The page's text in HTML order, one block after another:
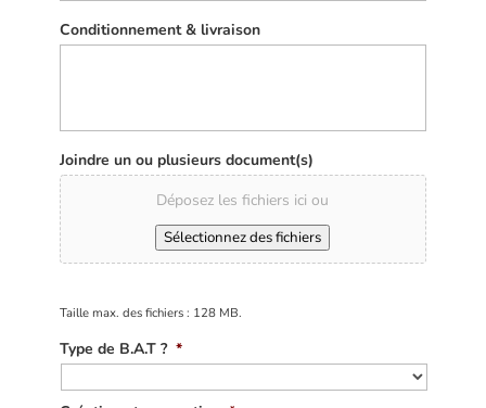
Conditionnement & livraison
Joindre un ou plusieurs document(s)
Déposez les fichiers ici ou
Sélectionnez des fichiers
Taille max. des fichiers : 128 MB.
Type de B.A.T ? *